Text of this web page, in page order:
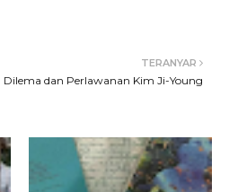
TERANYAR
Dilema dan Perlawanan Kim Ji-Young